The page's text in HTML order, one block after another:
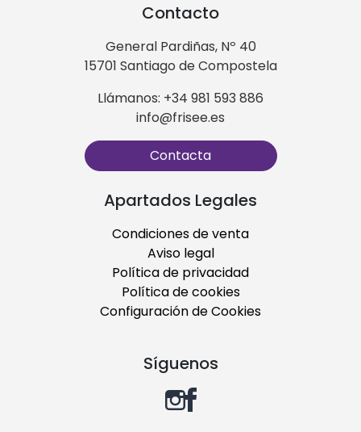
Contacto
General Pardiñas, Nº 40
15701 Santiago de Compostela
Llámanos: +34 981 593 886
info@frisee.es
Contacta
Apartados Legales
Condiciones de venta
Aviso legal
Política de privacidad
Política de cookies
Configuración de Cookies
Síguenos